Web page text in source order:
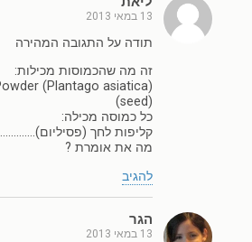
13 במאי 2013
תודה על התגובה המהירה
זה מה שהכמוסות מכילות:
(Plantago asiatica)
(seed)
כל כמוסה מכילה:
קליפות לחך
מה את אומרת ?
להגיב
הגר
13 במאי 2013